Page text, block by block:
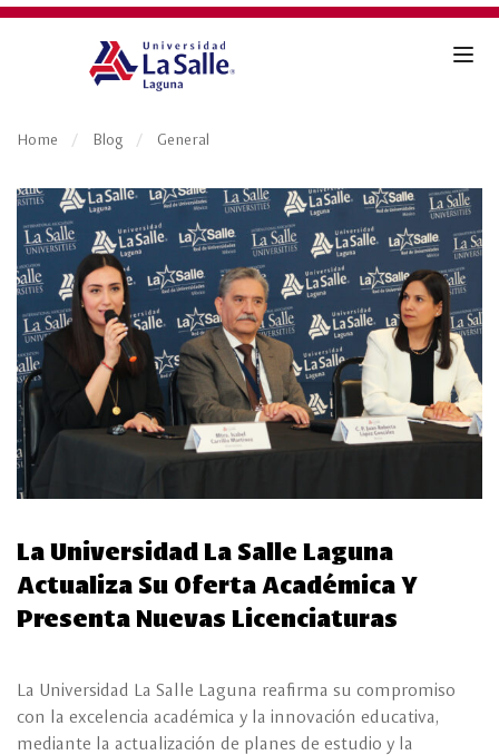
Home Blog General
La Universidad La Salle Laguna
Actualiza Su Oferta Académica Y
Presenta Nuevas Licenciaturas
La Universidad La Salle Laguna reafirma su compromiso
con la excelencia académica y la innovación educativa,
mediante la actualización de planes de estudio y la